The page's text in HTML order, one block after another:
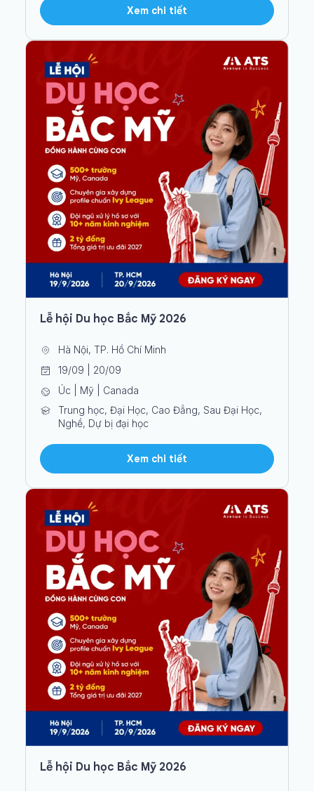
Xem chi tiết
Lễ hội Du học Bắc Mỹ 2026
Hà Nội, TP. Hồ Chí Minh
19/09 | 20/09
Úc | Mỹ | Canada
Trung học, Đại Học, Cao Đẳng, Sau Đại Học,
Nghề, Dự bị đại học
Xem chi tiết
Lễ hội Du học Bắc Mỹ 2026